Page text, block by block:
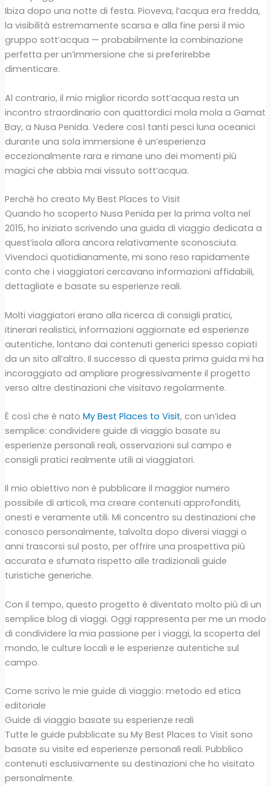
Ibiza dopo una notte di festa. Pioveva, l’acqua era fredda,
la visibilità estremamente scarsa e alla fine persi il mio
gruppo sott’acqua — probabilmente la combinazione
perfetta per un’immersione che si preferirebbe
dimenticare.
Al contrario, il mio miglior ricordo sott’acqua resta un
incontro straordinario con quattordici mola mola a Gamat
Bay, a Nusa Penida. Vedere così tanti pesci luna oceanici
durante una sola immersione è un’esperienza
eccezionalmente rara e rimane uno dei momenti più
magici che abbia mai vissuto sott’acqua.
Perché ho creato My Best Places to Visit
Quando ho scoperto Nusa Penida per la prima volta nel
2015, ho iniziato scrivendo una guida di viaggio dedicata a
quest’isola allora ancora relativamente sconosciuta.
Vivendoci quotidianamente, mi sono reso rapidamente
conto che i viaggiatori cercavano informazioni affidabili,
dettagliate e basate su esperienze reali.
Molti viaggiatori erano alla ricerca di consigli pratici,
itinerari realistici, informazioni aggiornate ed esperienze
autentiche, lontano dai contenuti generici spesso copiati
da un sito all’altro. Il successo di questa prima guida mi ha
incoraggiato ad ampliare progressivamente il progetto
verso altre destinazioni che visitavo regolarmente.
È così che è nato My Best Places to Visit, con un’idea
semplice: condividere guide di viaggio basate su
esperienze personali reali, osservazioni sul campo e
consigli pratici realmente utili ai viaggiatori.
Il mio obiettivo non è pubblicare il maggior numero
possibile di articoli, ma creare contenuti approfonditi,
onesti e veramente utili. Mi concentro su destinazioni che
conosco personalmente, talvolta dopo diversi viaggi o
anni trascorsi sul posto, per offrire una prospettiva più
accurata e sfumata rispetto alle tradizionali guide
turistiche generiche.
Con il tempo, questo progetto è diventato molto più di un
semplice blog di viaggi. Oggi rappresenta per me un modo
di condividere la mia passione per i viaggi, la scoperta del
mondo, le culture locali e le esperienze autentiche sul
campo.
Come scrivo le mie guide di viaggio: metodo ed etica
editoriale
Guide di viaggio basate su esperienze reali
Tutte le guide pubblicate su My Best Places to Visit sono
basate su visite ed esperienze personali reali. Pubblico
contenuti esclusivamente su destinazioni che ho visitato
personalmente.